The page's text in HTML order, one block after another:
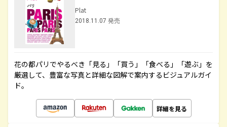
Plat
2018.11.07 発売
花の都パリでやるべき「見る」「買う」「食べる」「遊ぶ」を
厳選して、豊富な写真と詳細な図解で案内するビジュアルガイ
ド。
詳細を見る